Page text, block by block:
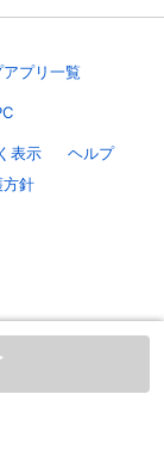
がいても安心で
プリ一覧
表示
ヘルプ
方針